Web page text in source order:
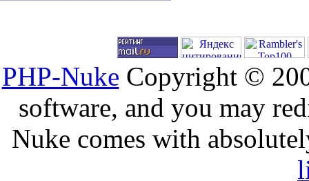
PHP-Nuke Copyright ©
software, and you may
Nuke comes with